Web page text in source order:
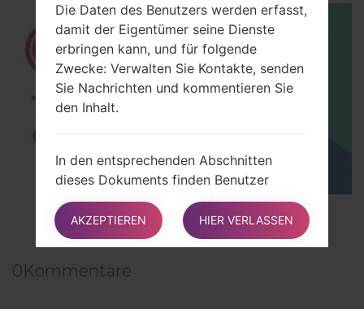
TOP 5 SECRET CODES for LG!
0Kommentare
Die Daten des Benutzers werden erfasst,
damit der Eigentümer seine Dienste
erbringen kann, und für folgende
Zwecke: Verwalten Sie Kontakte, senden
Sie Nachrichten und kommentieren Sie
den Inhalt.
In den entsprechenden Abschnitten
dieses Dokuments finden Benutzer
zusätzliche detaillierte Informationen
zum Zweck der Verarbeitung und die für
jedes Ziel verwendeten spezifischen
AKZEPTIEREN HIER VERLASSEN